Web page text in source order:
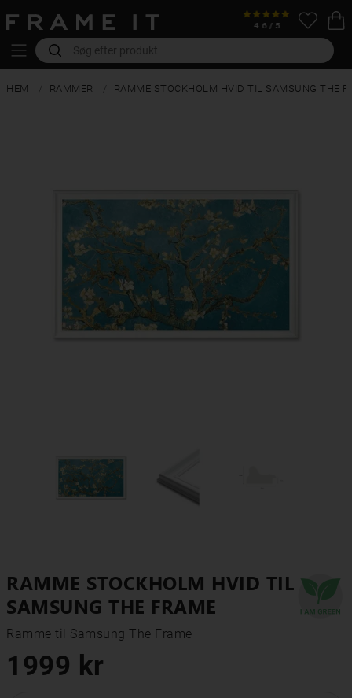
HEM RAMMER RAMME STOCKHOLM HVID TIL SAMSUNG THE
RAMME STOCKHOLM HVID TIL
SAMSUNG THE FRAME
Ramme til Samsung The Frame
1999 kr